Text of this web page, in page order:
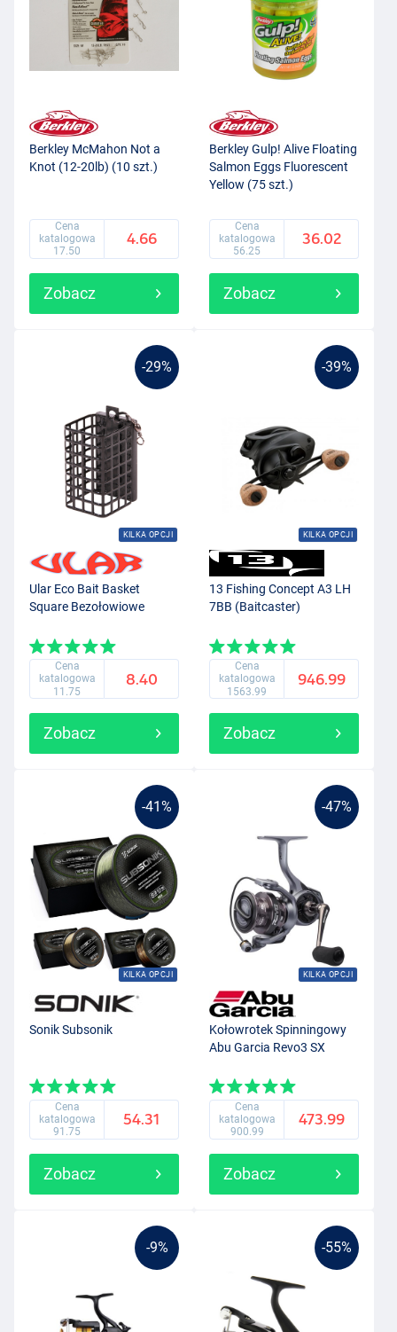
Berkley McMahon Not a
Knot (12-20lb) (10 szt.)
Cena
katalogowa
17.50
4.66
Zobacz
Berkley Gulp! Alive Floating
Salmon Eggs Fluorescent
Yellow (75 szt.)
Cena
katalogowa
56.25
36.02
Zobacz
-29%
KILKA OPCJI
Ular Eco Bait Basket
Square Bezołowiowe
Cena
katalogowa
11.75
8.40
Zobacz
-39%
KILKA OPCJI
13 Fishing Concept A3 LH
7BB (Baitcaster)
Cena
katalogowa
1563.99
946.99
Zobacz
-41%
KILKA OPCJI
Sonik Subsonik
Cena
katalogowa
91.75
54.31
Zobacz
-47%
KILKA OPCJI
Kołowrotek Spinningowy
Abu Garcia Revo3 SX
Cena
katalogowa
900.99
473.99
Zobacz
-9% -55%